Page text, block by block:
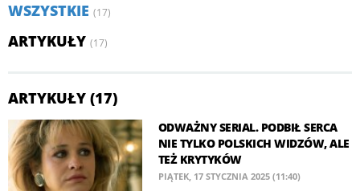
WSZYSTKIE (17)
ARTYKUŁY (17)
ARTYKUŁY (17)
ODWAŻNY SERIAL. PODBIŁ SERCA
NIE TYLKO POLSKICH WIDZÓW, ALE
TEŻ KRYTYKÓW
PIĄTEK, 17 STYCZNIA 2025 (11:40)